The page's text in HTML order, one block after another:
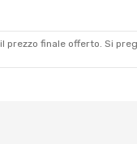
finale offerto. Si